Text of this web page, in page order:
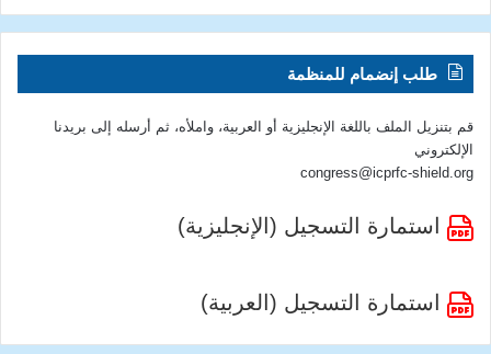
طلب إنضمام للمنظمة
قم بتنزيل الملف باللغة الإنجليزية أو العربية، واملأه، ثم أرسله إلى بريدنا
الإلكتروني
congress@icprfc-shield.org
استمارة التسجيل (الإنجليزية)
استمارة التسجيل (العربية)